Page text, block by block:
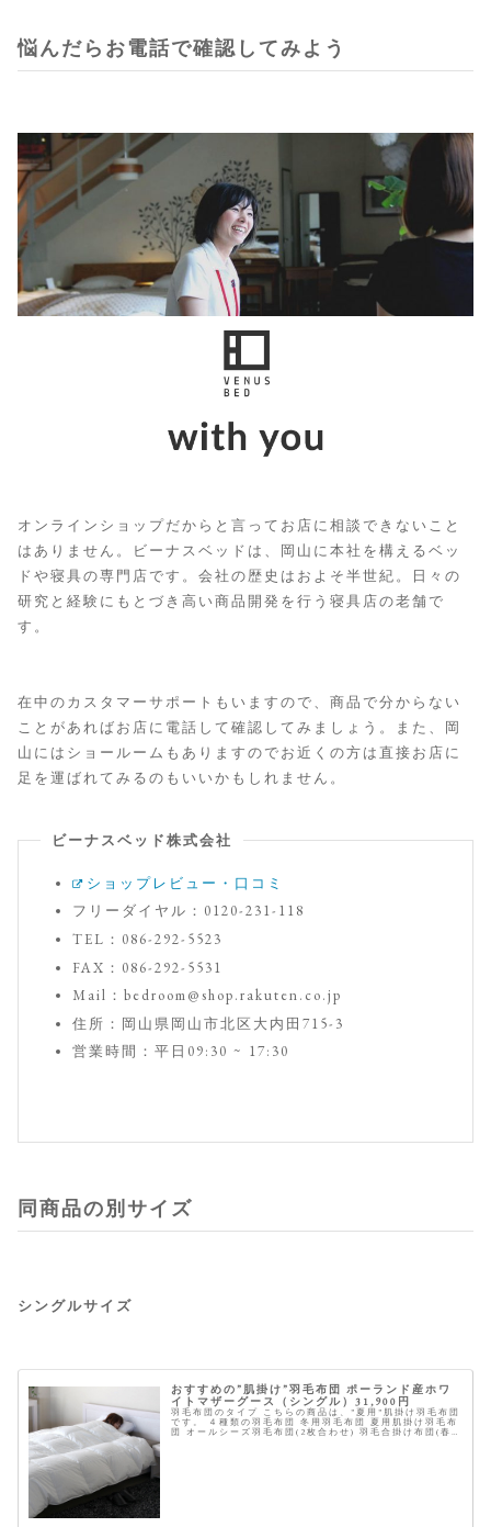
悩んだらお電話で確認してみよう
オンラインショップだからと言ってお店に相談できないこと
はありません。ビーナスベッドは、岡山に本社を構えるベッ
ドや寝具の専門店です。会社の歴史はおよそ半世紀。日々の
研究と経験にもとづき高い商品開発を行う寝具店の老舗で
す。
在中のカスタマーサポートもいますので、商品で分からない
ことがあればお店に電話して確認してみましょう。また、岡
山にはショールームもありますのでお近くの方は直接お店に
足を運ばれてみるのもいいかもしれません。
ビーナスベッド株式会社
ショップレビュー・口コミ
フリーダイヤル：0120-231-118
TEL：086-292-5523
FAX：086-292-5531
Mail：bedroom@shop.rakuten.co.jp
住所：岡山県岡山市北区大内田715-3
営業時間：平日09:30 ~ 17:30
同商品の別サイズ
シングルサイズ
おすすめの”肌掛け”羽毛布団 ポーランド産ホワ
イトマザーグース（シングル）31,900円
羽毛布団のタイプ こちらの商品は、”夏用”肌掛け羽毛布団
です。 ４種類の羽毛布団 冬用羽毛布団 夏用肌掛け羽毛布
団 オールシーズ羽毛布団(2枚合わせ) 羽毛合掛け布団(春